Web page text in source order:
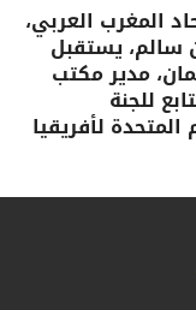
المغرب العربي،
سالم، يستقبل
مدير مكتب
للجنة
المتحدة لأفريقيا